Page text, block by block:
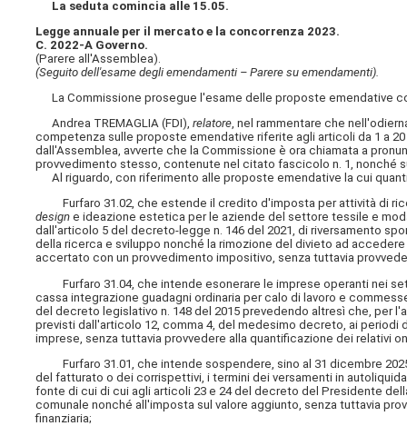
La seduta comincia alle 15.05.
Legge annuale per il mercato e la concorrenza 2023.
C. 2022-A Governo.
(Parere all'Assemblea).
(Seguito dell'esame degli emendamenti – Parere su emendamenti).
La Commissione prosegue l'esame delle proposte emendative
Andrea TREMAGLIA (FDI),relatore, nel rammentare che
competenza sulle proposte emendative riferite agli articoli da 1 a
dall'Assemblea, avverte che la Commissione è ora chiamata a
provvedimento stesso, contenute nel citato fascicolo n. 1, nonché
Al riguardo, con riferimento alle proposte emendative la cui
Furfaro 31.02, che estende il credito d'imposta per attività di
design e ideazione estetica per le aziende del settore tessile e
dall'articolo 5 del decreto-legge n. 146 del 2021, di riversamento
della ricerca e sviluppo nonché la rimozione del divieto ad
accertato con un provvedimento impositivo, senza tuttavia
Furfaro 31.04, che intende esonerare le imprese operanti nei
cassa integrazione guadagni ordinaria per calo di lavoro e
del decreto legislativo n. 148 del 2015 prevedendo altresì che, per
previsti dall'articolo 12, comma 4, del medesimo decreto, ai
imprese, senza tuttavia provvedere alla quantificazione dei relativi
Furfaro 31.01, che intende sospendere, sino al 31 dicembre
del fatturato o dei corrispettivi, i termini dei versamenti in
fonte di cui di cui agli articoli 23 e 24 del decreto del Presidente
comunale nonché all'imposta sul valore aggiunto, senza tuttavia
finanziaria;